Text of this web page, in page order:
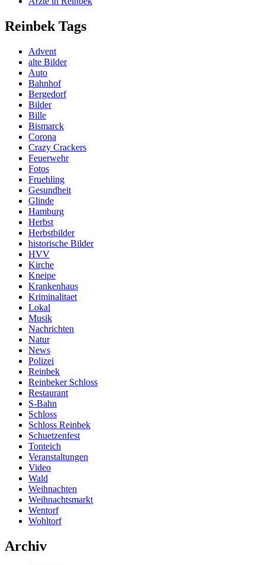
Reinbek Tags
Advent
alte Bilder
Auto
Bahnhof
Bergedorf
Bilder
Bille
Bismarck
Corona
Crazy Crackers
Feuerwehr
Fotos
Fruehling
Gesundheit
Glinde
Hamburg
Herbst
Herbstbilder
historische Bilder
HVV
Kirche
Kneipe
Krankenhaus
Kriminalitaet
Lokal
Musik
Nachrichten
Natur
News
Polizei
Reinbek
Reinbeker Schloss
Restaurant
S-Bahn
Schloss
Schloss Reinbek
Schuetzenfest
Tonteich
Veranstaltungen
Video
Wald
Weihnachten
Weihnachtsmarkt
Wentorf
Wohltorf
Archiv